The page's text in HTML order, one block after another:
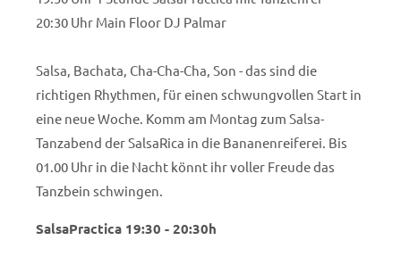
20:30 Uhr Main Floor DJ Palmar
Salsa, Bachata, Cha-Cha-Cha, Son - das sind die
richtigen Rhythmen, für einen schwungvollen Start in
eine neue Woche. Komm am Montag zum Salsa-
Tanzabend der SalsaRica in die Bananenreiferei. Bis
01.00 Uhr in die Nacht könnt ihr voller Freude das
Tanzbein schwingen.
SalsaPractica 19:30 - 20:30h